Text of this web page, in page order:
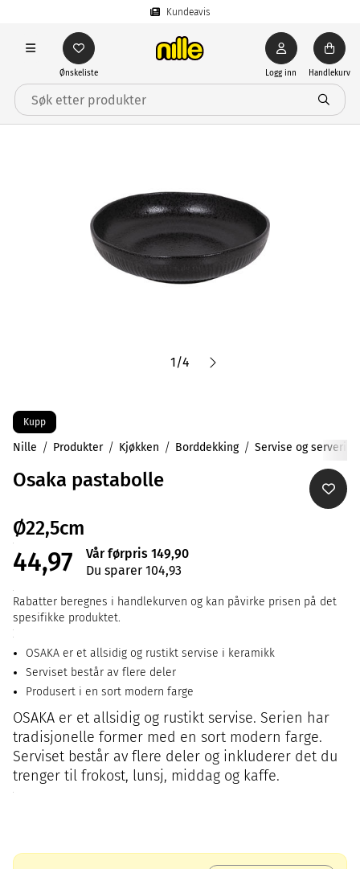
Kundeavis
Ønskeliste Logg inn Handlekurv
1/4
Kupp
Nille Produkter Kjøkken Borddekking Servise og
Osaka pastabolle
Ø22,5cm
44,97
Vår førpris 149,90
Du sparer 104,93
Rabatter beregnes i handlekurven og kan påvirke prisen på det
spesifikke produktet.
OSAKA er et allsidig og rustikt servise i keramikk
Serviset består av flere deler
Produsert i en sort modern farge
OSAKA er et allsidig og rustikt servise. Serien har
tradisjonelle former med en sort modern farge.
Serviset består av flere deler og inkluderer det du
trenger til frokost, lunsj, middag og kaffe.